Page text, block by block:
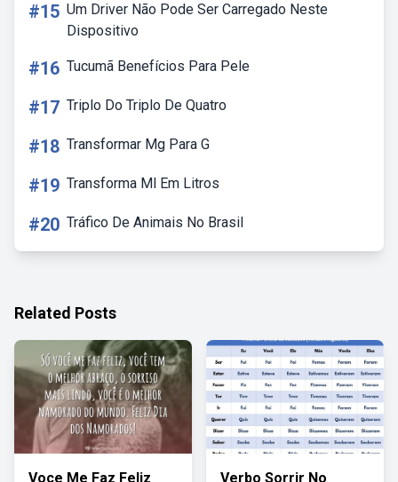
#15 Um Driver Não Pode Ser Carregado Neste
Dispositivo
#16 Tucumã Benefícios Para Pele
#17 Triplo Do Triplo De Quatro
#18 Transformar Mg Para G
#19 Transforma Ml Em Litros
#20 Tráfico De Animais No Brasil
Related Posts
Voce Me Faz Feliz
Verbo Sorrir No